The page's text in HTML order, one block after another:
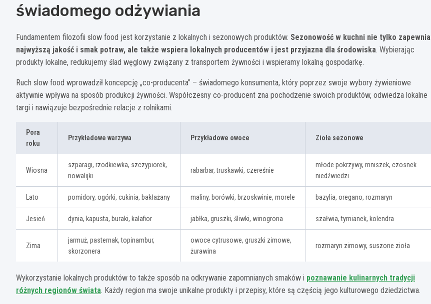
świadomego odżywiania
Fundamentem filozofii slow food jest korzystanie z lokalnych i sezonowych produktów. Sezonowość w kuchni nie tylko zapewnia
najwyższą jakość i smak potraw, ale także wspiera lokalnych producentów i jest przyjazna dla środowiska. Wybierając
produkty lokalne, redukujemy ślad węglowy związany z transportem żywności i wspieramy lokalną gospodarkę.
Ruch slow food wprowadził koncepcję „co-producenta” – świadomego konsumenta, który poprzez swoje wybory żywieniowe
aktywnie wpływa na sposób produkcji żywności. Współczesny co-producent zna pochodzenie swoich produktów, odwiedza lokalne
targi i nawiązuje bezpośrednie relacje z rolnikami.
Pora
roku
Przykładowe warzywa Przykładowe owoce Zioła sezonowe
Wiosna
szparagi, rzodkiewka, szczypiorek,
nowalijki
rabarbar, truskawki, czereśnie
młode pokrzywy, mniszek, czosnek
niedźwiedzi
Lato pomidory, ogórki, cukinia, bakłażany maliny, borówki, brzoskwinie, morele bazylia, oregano, rozmaryn
Jesień dynia, kapusta, buraki, kalafior jabłka, gruszki, śliwki, winogrona szałwia, tymianek, kolendra
Zima
jarmuż, pasternak, topinambur,
skorzonera
owoce cytrusowe, gruszki zimowe,
żurawina
rozmaryn zimowy, suszone zioła
Wykorzystanie lokalnych produktów to także sposób na odkrywanie zapomnianych smaków i poznawanie kulinarnych tradycji
różnych regionów świata. Każdy region ma swoje unikalne produkty i przepisy, które są częścią jego kulturowego dziedzictwa.